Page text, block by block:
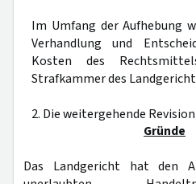
Im Umfang der Aufhebung
Verhandlung und
Kosten des
Strafkammer des
2. Die weitergehende
Gründe
Das Landgericht hat den